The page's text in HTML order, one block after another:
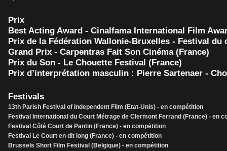
Prix
Best Acting Award - Cinalfama International Film
Prix de la Fédération Wallonie-Bruxelles - Festival
Grand Prix - Carpentras Fait Son Cinéma (France)
Prix du Son - Le Chouette Festival (France)
Prix d’interprétation masculin : Pierre Sartenaer -
Festivals
13th Parish Festival of Independent Film (Etat-Unis) - en compétition
Festival International du Court Métrage de Clermont Ferrand (France) - en
Festival Côté Court de Pantin (France) - en compétition
Festival Le Court en dit long (France) - en compétition
Brussels Short Film Festival (Belgique) - en compétition